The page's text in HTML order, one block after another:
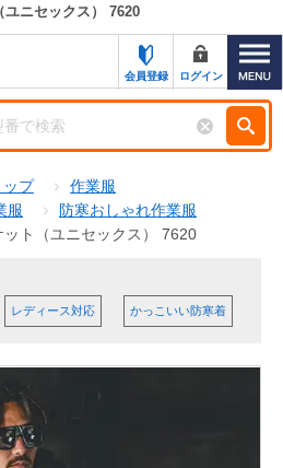
ン一覧
ペーン
ニセックス） 7620
会員登録 ログイン
ップ
作業服
服
防寒おしゃれ作業服
ト（ユニセックス） 7620
レディース対応 かっこいい防寒着